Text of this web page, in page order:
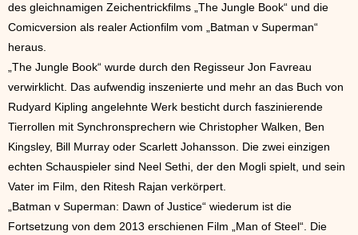
des gleichnamigen Zeichentrickfilms „The Jungle Book“ und die
Comicversion als realer Actionfilm vom „Batman v Superman“
heraus.
„The Jungle Book“ wurde durch den Regisseur Jon Favreau
verwirklicht. Das aufwendig inszenierte und mehr an das Buch von
Rudyard Kipling angelehnte Werk besticht durch faszinierende
Tierrollen mit Synchronsprechern wie Christopher Walken, Ben
Kingsley, Bill Murray oder Scarlett Johansson. Die zwei einzigen
echten Schauspieler sind Neel Sethi, der den Mogli spielt, und sein
Vater im Film, den Ritesh Rajan verkörpert.
„Batman v Superman: Dawn of Justice“ wiederum ist die
Fortsetzung von dem 2013 erschienen Film „Man of Steel“. Die